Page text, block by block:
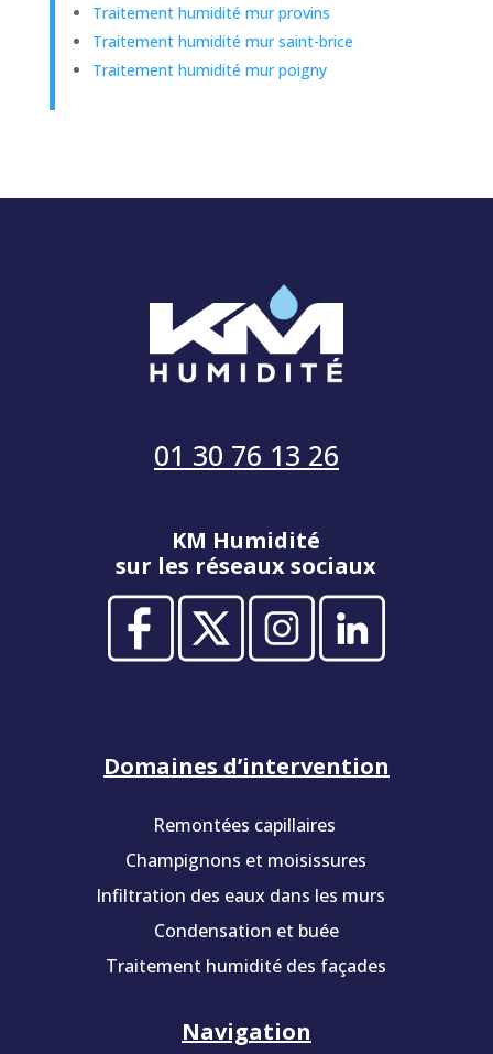
Traitement humidité mur provins
Traitement humidité mur saint-brice
Traitement humidité mur poigny
01 30 76 13 26
KM Humidité
sur les réseaux sociaux
Domaines d’intervention
Remontées capillaires
Champignons et moisissures
Infiltration des eaux dans les murs
Condensation et buée
Traitement humidité des façades
Navigation